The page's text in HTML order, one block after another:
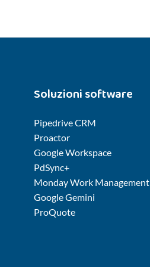
Soluzioni software
Pipedrive CRM
Proactor
Google Workspace
PdSync+
Monday Work Management
Google Gemini
ProQuote